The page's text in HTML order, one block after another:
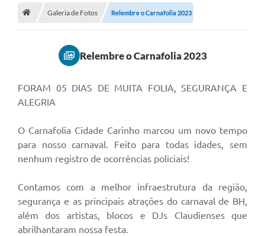
Galeria de Fotos Relembre o Carnafolia 2023
Relembre o Carnafolia 2023
FORAM 05 DIAS DE MUITA FOLIA, SEGURANÇA E
ALEGRIA
O Carnafolia Cidade Carinho marcou um novo tempo
para nosso carnaval. Feito para todas idades, sem
nenhum registro de ocorrências policiais!
Contamos com a melhor infraestrutura da região,
segurança e as principais atrações do carnaval de BH,
além dos artistas, blocos e DJs Claudienses que
abrilhantaram nossa festa.